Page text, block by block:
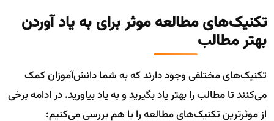
تکنیک‌های مطالعه موثر برای به یاد آوردن
بهتر مطالب
تکنیک‌های مختلفی وجود دارند که به شما دانش‌آموزان کمک
می‌کنند تا مطالب را بهتر یاد بگیرید و به یاد بیاورید. در ادامه برخی
از موثرترین تکنیک‌های مطالعه را با هم بررسی می‌کنیم: